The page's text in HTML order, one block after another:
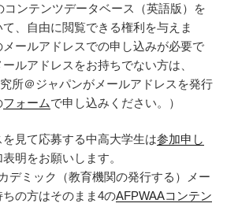
コンテンツデータベース（英語版）を
、自由に閲覧できる権利を与えま
ールアドレスでの申し込みが必要で
ルアドレスをお持ちでない方は、
所＠ジャパンがメールアドレスを発行
フォームで申し込みください。）
見て応募する中高大学生は参加申し
明をお願いします。
デミック（教育機関の発行する）メー
の方はそのまま4のAFPWAAコンテン